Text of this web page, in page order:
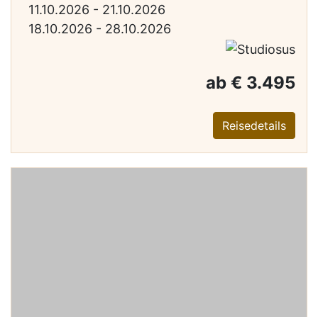
11.10.2026 - 21.10.2026
18.10.2026 - 28.10.2026
ab € 3.495
Reisedetails